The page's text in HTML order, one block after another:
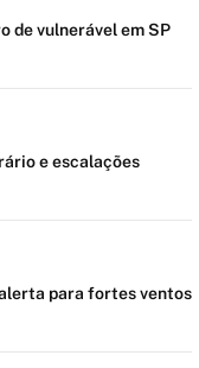
de vulnerável em SP
e escalações
para fortes ventos